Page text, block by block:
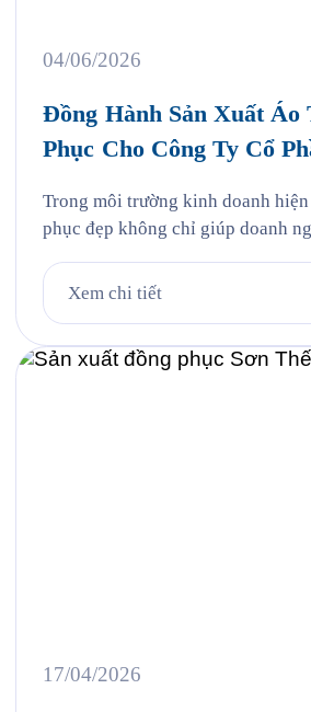
04/06/2026
Đồng Hành Sản Xuất Áo
Phục Cho Công Ty Cổ
Trong môi trường kinh doanh
phục đẹp không chỉ giúp doanh
tạo nên hình ảnh chuyên nghiệp,
khách hàng và đối tác. Đồng thời,
Xem chi tiết
17/04/2026